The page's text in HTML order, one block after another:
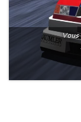
Vous